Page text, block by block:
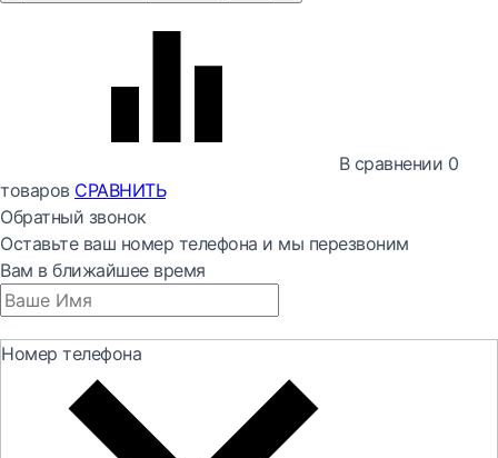
В сравнении 0
товаров СРАВНИТЬ
Обратный звонок
Оставьте ваш номер телефона и мы перезвоним
Вам в ближайшее время
Номер телефона